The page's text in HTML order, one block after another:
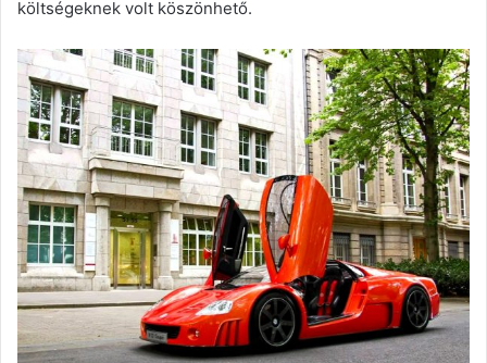
költségeknek volt köszönhető.